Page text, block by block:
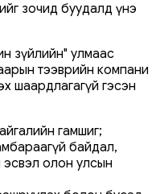
зочид буудалд үнэ
зүйлийн" улмаас
тээврийн компани
шаардлагагүй гэсэн
гамшиг;
байдал,
эсвэл олон улсын